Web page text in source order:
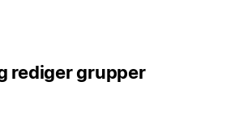
rediger grupper